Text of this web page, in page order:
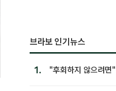
브라보 인기뉴스
1.
"후회하지 않으려면